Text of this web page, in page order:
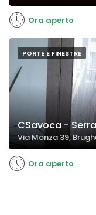
Ora aperto
PORTE E FINESTRE
CSavoca -
Via Monza 39,
Ora aperto